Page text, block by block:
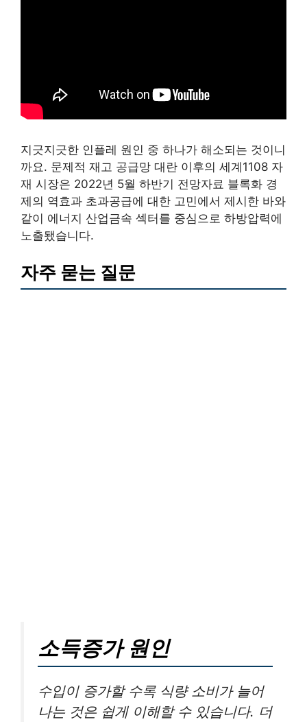
지긋지긋한 인플레 원인 중 하나가 해소되는 것이니
까요. 문제적 재고 공급망 대란 이후의 세계1108 자
재 시장은 2022년 5월 하반기 전망자료 블록화 경
제의 역효과 초과공급에 대한 고민에서 제시한 바와
같이 에너지 산업금속 섹터를 중심으로 하방압력에
노출됐습니다.
자주 묻는 질문
소득증가 원인
수입이 증가할 수록 식량 소비가 늘어
나는 것은 쉽게 이해할 수 있습니다. 더